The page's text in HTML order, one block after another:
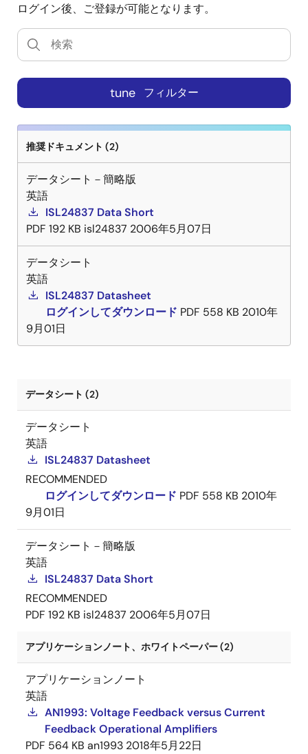
ログイン後、ご登録が可能となります。
tune フィルター
推奨ドキュメント (2)
データシート－簡略版
英語
ISL24837 Data Short
PDF 192 KB isl24837 2006年5月07日
データシート
英語
ISL24837 Datasheet
ログインしてダウンロード PDF 558 KB 2010年
9月01日
データシート (2)
データシート
英語
ISL24837 Datasheet
RECOMMENDED
ログインしてダウンロード PDF 558 KB 2010年
9月01日
データシート－簡略版
英語
ISL24837 Data Short
RECOMMENDED
PDF 192 KB isl24837 2006年5月07日
アプリケーションノート、ホワイトペーパー (2)
アプリケーションノート
英語
AN1993: Voltage Feedback versus Current
Feedback Operational Amplifiers
PDF 564 KB an1993 2018年5月22日